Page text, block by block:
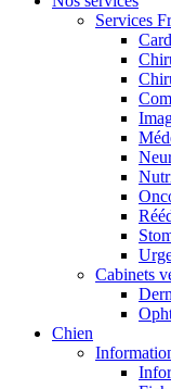
Services
Cabinets
Chien